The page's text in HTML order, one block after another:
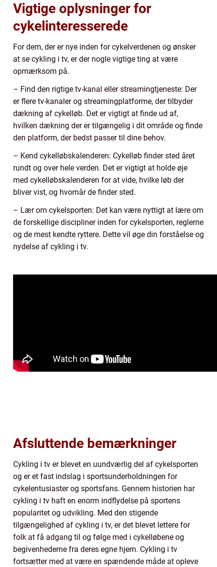
Vigtige oplysninger for
cykelinteresserede
For dem, der er nye inden for cykelverdenen og ønsker
at se cykling i tv, er der nogle vigtige ting at være
opmærksom på.
– Find den rigtige tv-kanal eller streamingtjeneste: Der
er flere tv-kanaler og streamingplatforme, der tilbyder
dækning af cykelløb. Det er vigtigt at finde ud af,
hvilken dækning der er tilgængelig i dit område og finde
den platform, der bedst passer til dine behov.
– Kend cykelløbskalenderen: Cykelløb finder sted året
rundt og over hele verden. Det er vigtigt at holde øje
med cykelløbskalenderen for at vide, hvilke løb der
bliver vist, og hvornår de finder sted.
– Lær om cykelsporten: Det kan være nyttigt at lære om
de forskellige discipliner inden for cykelsporten, reglerne
og de mest kendte ryttere. Dette vil øge din forståelse og
nydelse af cykling i tv.
Afsluttende bemærkninger
Cykling i tv er blevet en uundværlig del af cykelsporten
og er et fast indslag i sportsunderholdningen for
cykelentusiaster og sportsfans. Gennem historien har
cykling i tv haft en enorm indflydelse på sportens
popularitet og udvikling. Med den stigende
tilgængelighed af cykling i tv, er det blevet lettere for
folk at få adgang til og følge med i cykelløbene og
begivenhederne fra deres egne hjem. Cykling i tv
fortsætter med at være en spændende måde at opleve